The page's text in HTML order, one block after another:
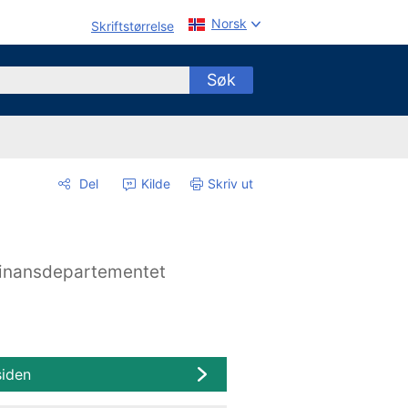
Skriftstørrelse Norsk
Søk
Del Kilde Skriv ut